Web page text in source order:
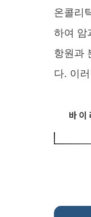
온콜리
하여 암
항원과
다. 이
바